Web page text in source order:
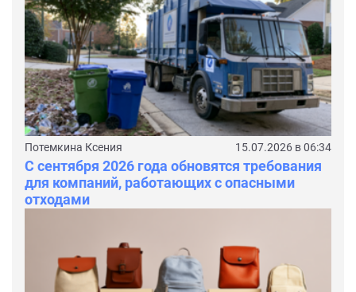
Потемкина Ксения 15.07.2026 в 06:34
С сентября 2026 года обновятся требования
для компаний, работающих с опасными
отходами